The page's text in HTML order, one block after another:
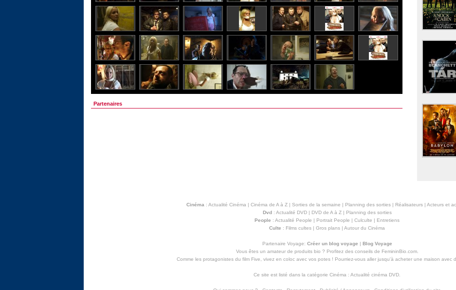
Partenaires
Cinéma : Actualité Cinéma | Cinéma de A à Z| Sorties de la semaine | Planning des sorties| Réalisateurs| Acteurs et
Dvd: Actualité DVD| DVD de A à Z| Planning des sorties
People : Actualité People | Portrait People | Culculte | Entretiens
Culte : Films cultes | Gros plans | Autour du Cinéma
Partenaire Voyage: Créer un blog voyage | Blog Voyage
Vous êtes un amateur de produits bio ? Profitez des conseils de FemininBio.com.
Comme les protagonistes du film Five, vivez en coloc avec vos potes ! Pourriez-vous aller jusqu'à acheter une maison avec
Ce site est listé dans la catégorie Cinéma : Actualité cinéma DVD